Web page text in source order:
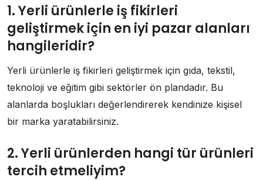
1. Yerli ürünlerle iş fikirleri
geliştirmek için en iyi pazar alanları
hangileridir?
Yerli ürünlerle iş fikirleri geliştirmek için gıda, tekstil,
teknoloji ve eğitim gibi sektörler ön plandadır. Bu
alanlarda boşlukları değerlendirerek kendinize kişisel
bir marka yaratabilirsiniz.
2. Yerli ürünlerden hangi tür ürünleri
tercih etmeliyim?